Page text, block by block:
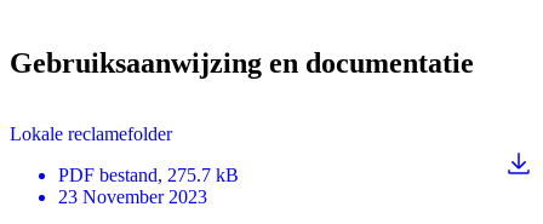
Gebruiksaanwijzing en documentatie
Lokale reclamefolder
PDF bestand, 275.7 kB
23 November 2023